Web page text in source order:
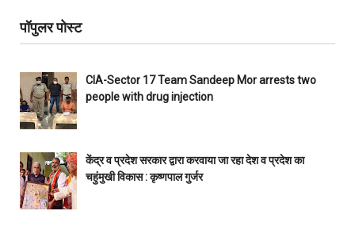
पॉपुलर पोस्ट
CIA-Sector 17 Team Sandeep Mor arrests two
people with drug injection
केंद्र व प्रदेश सरकार द्वारा करवाया जा रहा देश व प्रदेश का
चहुंमुखी विकास : कृष्णपाल गुर्जर